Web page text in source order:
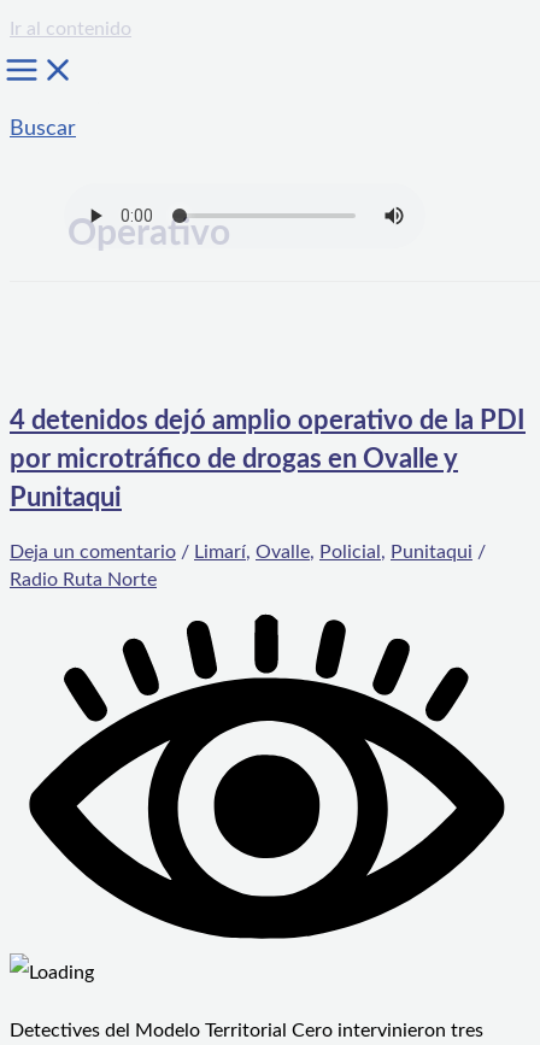
Ir al contenido
Buscar
Operativo
4 detenidos dejó amplio operativo de la PDI
por microtráfico de drogas en Ovalle y
Punitaqui
Deja un comentario / Limarí, Ovalle, Policial , Punitaqui /
Radio Ruta Norte
Detectives del Modelo Territorial Cero intervinieron tres